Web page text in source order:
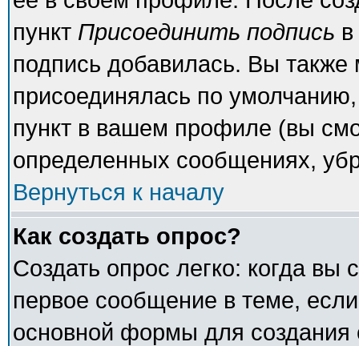
пункт Присоединить подпись
подпись добавилась. Вы
присоединялась по
пункт в вашем профиле (вы
определенных сообщениях,
Вернуться к началу
Как создать опрос?
Создать опрос легко: когда вы
первое сообщение в теме,
основной формы для